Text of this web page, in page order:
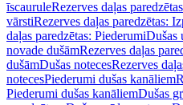
īscauruleRezerves daļas
vārstiRezerves daļas paredzētas:
daļas paredzētas: PiederumiDušas
novade dušāmRezerves daļas
dušāmDušas notecesRezerves
notecesPiederumi dušas kanāliem
Piederumi dušas kanāliemDušas